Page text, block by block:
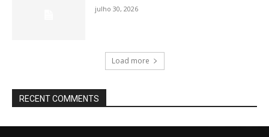
julho 30, 2026
Load more
RECENT COMMENTS